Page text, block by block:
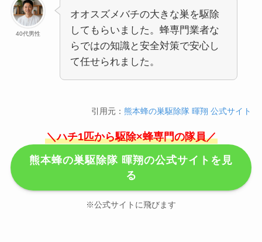
40代男性
オオスズメバチの大きな巣を駆除
してもらいました。蜂専門業者な
らではの知識と安全対策で安心し
て任せられました。
引用元：熊本蜂の巣駆除隊 暉翔 公式サイト
＼ハチ1匹から駆除×蜂専門の隊員／
熊本蜂の巣駆除隊 暉翔の公式サイトを見
る
※公式サイトに飛びます